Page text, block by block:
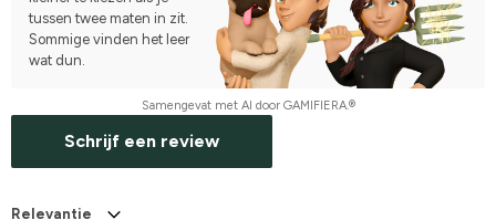
tussen twee maten in zit.
Sommige vinden het leer
wat dun.
Samengevat met AI door GAMIFIERA.®
Schrijf een review
Relevantie